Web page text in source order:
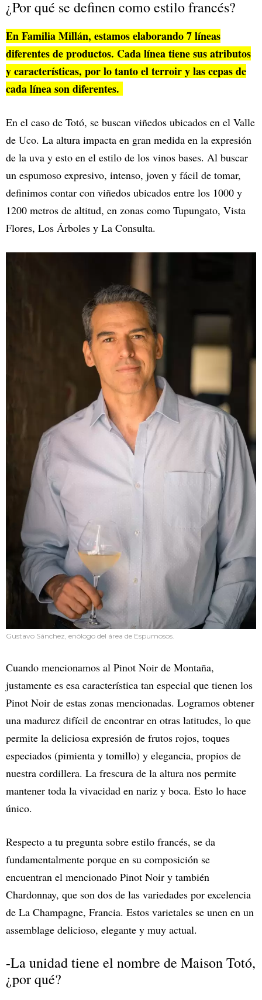
¿Por qué se definen como estilo francés?
En Familia Millán, estamos elaborando 7 líneas
diferentes de productos. Cada línea tiene sus atributos
y características, por lo tanto el terroir y las cepas de
cada línea son diferentes.
En el caso de Totó, se buscan viñedos ubicados en el Valle
de Uco. La altura impacta en gran medida en la expresión
de la uva y esto en el estilo de los vinos bases. Al buscar
un espumoso expresivo, intenso, joven y fácil de tomar,
definimos contar con viñedos ubicados entre los 1000 y
1200 metros de altitud, en zonas como Tupungato, Vista
Flores, Los Árboles y La Consulta.
Gustavo Sánchez, enólogo del área de Espumosos.
Cuando mencionamos al Pinot Noir de Montaña,
justamente es esa característica tan especial que tienen los
Pinot Noir de estas zonas mencionadas. Logramos obtener
una madurez difícil de encontrar en otras latitudes, lo que
permite la deliciosa expresión de frutos rojos, toques
especiados (pimienta y tomillo) y elegancia, propios de
nuestra cordillera. La frescura de la altura nos permite
mantener toda la vivacidad en nariz y boca. Esto lo hace
único.
Respecto a tu pregunta sobre estilo francés, se da
fundamentalmente porque en su composición se
encuentran el mencionado Pinot Noir y también
Chardonnay, que son dos de las variedades por excelencia
de La Champagne, Francia. Estos varietales se unen en un
assemblage delicioso, elegante y muy actual.
-La unidad tiene el nombre de Maison Totó,
¿por qué?